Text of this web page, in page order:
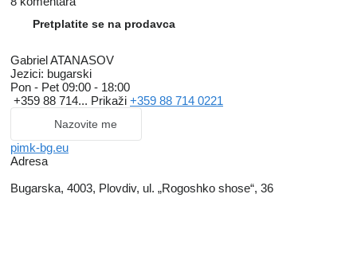
Pretplatite se na prodavca
Gabriel ATANASOV
Jezici: bugarski
Pon - Pet 09:00 - 18:00
+359 88 714... Prikaži +359 88 714 0221
Nazovite me
pimk-bg.eu
Adresa
Bugarska, 4003, Plovdiv, ul. „Rogoshko shose“, 36